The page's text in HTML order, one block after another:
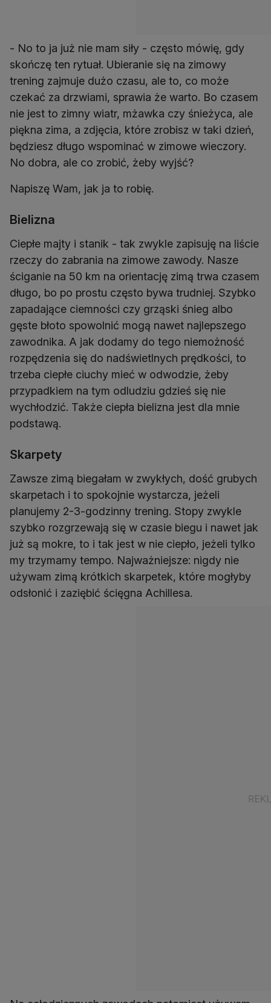
- No to ja już nie mam siły - często mówię, gdy
skończę ten rytuał. Ubieranie się na zimowy
trening zajmuje dużo czasu, ale to, co może
czekać za drzwiami, sprawia że warto. Bo czasem
nie jest to zimny wiatr, mżawka czy śnieżyca, ale
piękna zima, a zdjęcia, które zrobisz w taki dzień,
będziesz długo wspominać w zimowe wieczory.
No dobra, ale co zrobić, żeby wyjść?
Napiszę Wam, jak ja to robię.
Bielizna
Ciepłe majty i stanik - tak zwykle zapisuję na liście
rzeczy do zabrania na zimowe zawody. Nasze
ściganie na 50 km na orientację zimą trwa czasem
długo, bo po prostu często bywa trudniej. Szybko
zapadające ciemności czy grząski śnieg albo
gęste błoto spowolnić mogą nawet najlepszego
zawodnika. A jak dodamy do tego niemożność
rozpędzenia się do nadświetlnych prędkości, to
trzeba ciepłe ciuchy mieć w odwodzie, żeby
przypadkiem na tym odludziu gdzieś się nie
wychłodzić. Także ciepła bielizna jest dla mnie
podstawą.
Skarpety
Zawsze zimą biegałam w zwykłych, dość grubych
skarpetach i to spokojnie wystarcza, jeżeli
planujemy 2-3-godzinny trening. Stopy zwykle
szybko rozgrzewają się w czasie biegu i nawet jak
już są mokre, to i tak jest w nie ciepło, jeżeli tylko
my trzymamy tempo. Najważniejsze: nigdy nie
używam zimą krótkich skarpetek, które mogłyby
odsłonić i zaziębić ścięgna Achillesa.